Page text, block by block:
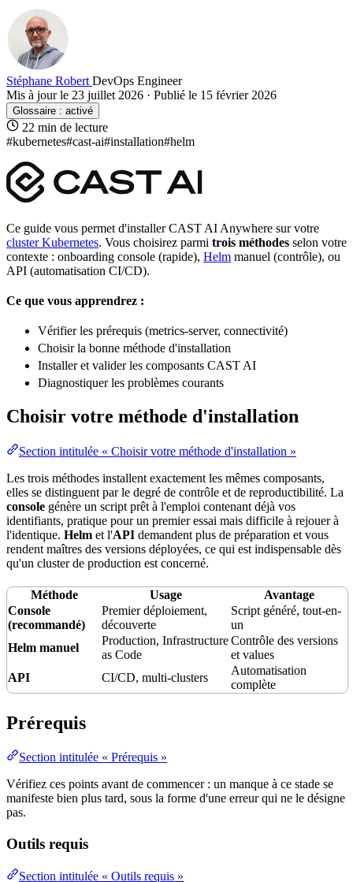
Stéphane Robert DevOps Engineer
Mis à jour le 23 juillet 2026 · Publié le 15 février 2026
Glossaire : activé
22 min de lecture
#kubernetes#cast-ai#installation#helm
Ce guide vous permet d'installer CAST AI Anywhere sur votre
cluster Kubernetes. Vous choisirez parmi trois méthodes selon votre
contexte : onboarding console (rapide), Helm manuel (contrôle), ou
API (automatisation CI/CD).
Ce que vous apprendrez :
Vérifier les prérequis (metrics-server, connectivité)
Choisir la bonne méthode d'installation
Installer et valider les composants CAST AI
Diagnostiquer les problèmes courants
Choisir votre méthode d'installation
Section intitulée « Choisir votre méthode d'installation »
Les trois méthodes installent exactement les mêmes composants,
elles se distinguent par le degré de contrôle et de reproductibilité. La
console génère un script prêt à l'emploi contenant déjà vos
identifiants, pratique pour un premier essai mais difficile à rejouer à
l'identique. Helm et l'API demandent plus de préparation et vous
rendent maîtres des versions déployées, ce qui est indispensable dès
qu'un clusterde production est concerné.
Méthode Usage
Avantage
Console
(recommandé)
Premierdéploiement,
découverte
Script généré, tout-en-
un
Helm manuel
Production, Infrastructure
as Code
Contrôle des versions
et values
API
CI/CD, multi-clusters
Automatisation
complète
Prérequis
Section intitulée « Prérequis »
Vérifiez ces points avant de commencer : un manque à ce stade se
manifeste bien plus tard, sous la forme d'une erreur qui ne le désigne
pas.
Outils requis
Section intitulée « Outils requis »